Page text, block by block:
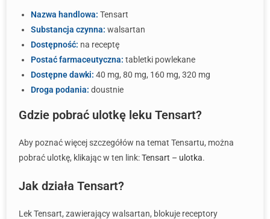
Nazwa handlowa: Tensart
Substancja czynna: walsartan
Dostępność: na receptę
Postać farmaceutyczna: tabletki powlekane
Dostępne dawki: 40 mg, 80 mg, 160 mg, 320 mg
Droga podania: doustnie
Gdzie pobrać ulotkę leku Tensart?
Aby poznać więcej szczegółów na temat Tensartu, można
pobrać ulotkę, klikając w ten link:Tensart – ulotka.
Jak działa Tensart?
Lek Tensart, zawierający walsartan, blokuje receptory